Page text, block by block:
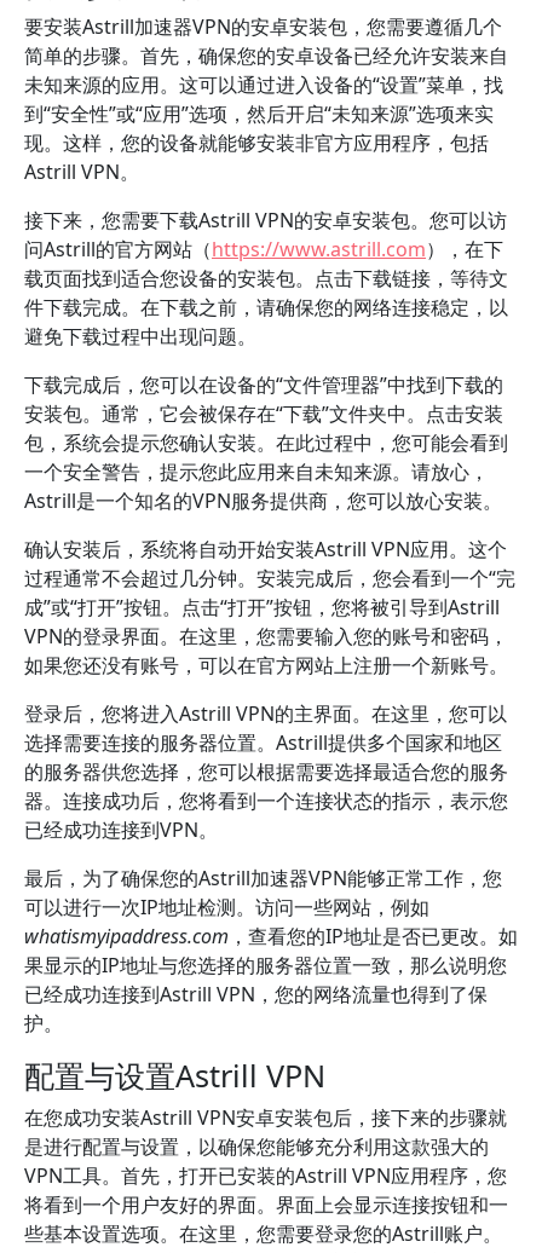
要安装Astrill加速器VPN的安卓安装包，您需要遵循几个
简单的步骤。首先，确保您的安卓设备已经允许安装来自
未知来源的应用。这可以通过进入设备的“设置”菜单，找
到“安全性”或“应用”选项，然后开启“未知来源”选项来实
现。这样，您的设备就能够安装非官方应用程序，包括
Astrill VPN。
接下来，您需要下载Astrill VPN的安卓安装包。您可以访
问Astrill的官方网站（https://www.astrill.com），在下
载页面找到适合您设备的安装包。点击下载链接，等待文
件下载完成。在下载之前，请确保您的网络连接稳定，以
避免下载过程中出现问题。
下载完成后，您可以在设备的“文件管理器”中找到下载的
安装包。通常，它会被保存在“下载”文件夹中。点击安装
包，系统会提示您确认安装。在此过程中，您可能会看到
一个安全警告，提示您此应用来自未知来源。请放心，
Astrill是一个知名的VPN服务提供商，您可以放心安装。
确认安装后，系统将自动开始安装Astrill VPN应用。这个
过程通常不会超过几分钟。安装完成后，您会看到一个“完
成”或“打开”按钮。点击“打开”按钮，您将被引导到Astrill
VPN的登录界面。在这里，您需要输入您的账号和密码，
如果您还没有账号，可以在官方网站上注册一个新账号。
登录后，您将进入Astrill VPN的主界面。在这里，您可以
选择需要连接的服务器位置。Astrill提供多个国家和地区
的服务器供您选择，您可以根据需要选择最适合您的服务
器。连接成功后，您将看到一个连接状态的指示，表示您
已经成功连接到VPN。
最后，为了确保您的Astrill加速器VPN能够正常工作，您
可以进行一次IP地址检测。访问一些网站，例如
whatismyipaddress.com ，查看您的IP地址是否已更改。如
果显示的IP地址与您选择的服务器位置一致，那么说明您
已经成功连接到Astrill VPN，您的网络流量也得到了保
护。
配置与设置Astrill VPN
在您成功安装Astrill VPN安卓安装包后，接下来的步骤就
是进行配置与设置，以确保您能够充分利用这款强大的
VPN工具。首先，打开已安装的Astrill VPN应用程序，您
将看到一个用户友好的界面。界面上会显示连接按钮和一
些基本设置选项。在这里，您需要登录您的Astrill账户。